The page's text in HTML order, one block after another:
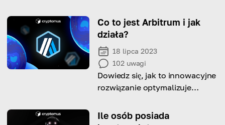
skorzystaj z naszego
przewodnika krok po kroku,
Co to jest Arbitrum i jak
działa?
18 lipca 2023
102 uwagi
Dowiedz się, jak to innowacyjne
rozwiązanie optymalizuje
skalowalność i rewolucjonizuje
Ile osób posiada